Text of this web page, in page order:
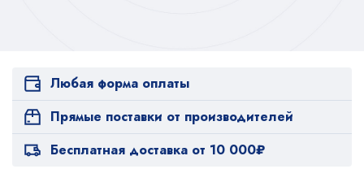
Любая форма оплаты
Прямые поставки от производителей
Бесплатная доставка от 10 000₽